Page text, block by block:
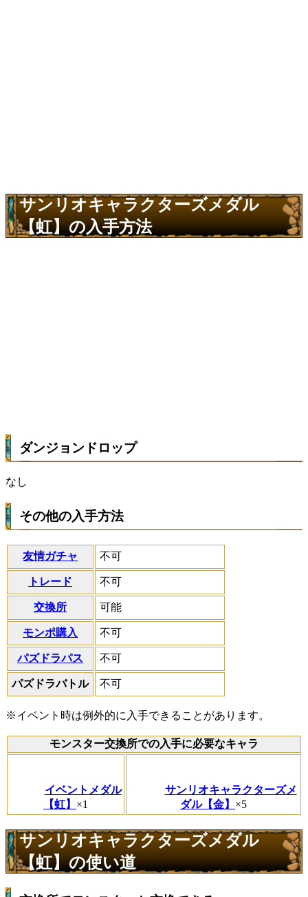
サンリオキャラクターズメダル
【虹】の入手方法
ダンジョンドロップ
なし
その他の入手方法
友情ガチャ 不可
トレード 不可
交換所 可能
モンポ購入 不可
パズドラパス 不可
パズドラバトル 不可
※イベント時は例外的に入手できることがあります。
モンスター交換所での入手に必要なキャラ
イベントメダル
【虹】 ×1
サンリオキャラクターズメ
ダル【金】 ×5
サンリオキャラクターズメダル
【虹】の使い道